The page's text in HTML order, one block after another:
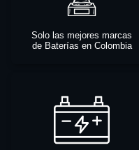
Solo las mejores marcas
de Baterías en Colombia